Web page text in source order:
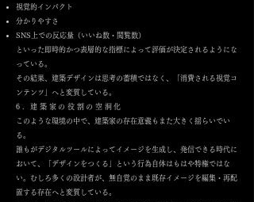
視覚的インパクト
分かりやすさ
SNS上での反応量（いいね数・閲覧数）
といった即時的かつ表層的な指標によって評価が決定されるようにな
っている。
その結果、建築デザインは思考の蓄積ではなく、「消費される視覚コ
ンテンツ」へと変質している。
6. 建築家の役割の空洞化
このような環境の中で、建築家の存在意義もまた大きく揺らいでい
る。
誰もがデジタルツールによってイメージを生成し、発信できる時代に
おいて、「デザインをつくる」という行為自体はもはや特権ではな
い。むしろ多くの設計者が、無自覚のまま既存イメージを編集・再配
置する存在へと変質している。